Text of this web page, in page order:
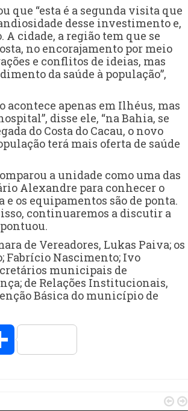
que “esta é a segunda visita que
desse investimento e,
cidade, a região tem que se
no encorajamento por meio
e conflitos de ideias, mas
da saúde à população”,
acontece apenas em Ilhéus, mas
disse ele, “na Bahia, se
do Costa do Cacau, o novo
terá mais oferta de saúde
a unidade como uma das
Alexandre para conhecer o
os equipamentos são de ponta.
continuaremos a discutir a
de Vereadores, Lukas Paiva; os
Fabrício Nascimento; Ivo
municipais de
de Relações Institucionais,
Básica do município de
Compartilhar
 